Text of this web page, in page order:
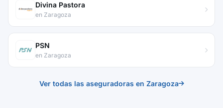
Divina Pastora
en Zaragoza
PSN
en Zaragoza
Ver todas las aseguradoras en Zaragoza